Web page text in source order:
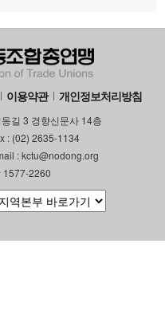
이용약관 개인정보처리방침
길 3 경향신문사 14층
: (02) 2635-1134
: kctu@nodong.org
1577-2260